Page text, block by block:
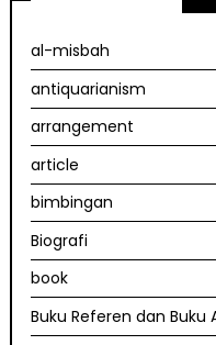
al-misbah
antiquarianism
arrangement
article
bimbingan
Biografi
book
Buku Referen dan Buku